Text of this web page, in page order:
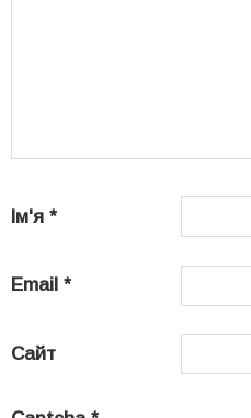
Ім'я *
Email *
Сайт